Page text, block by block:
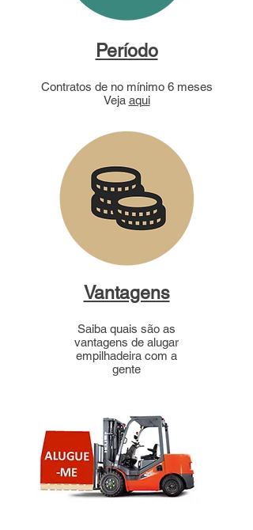
Período
Contratos de no mínimo 6 meses
Veja aqui
Vantagens
Saiba quais são as
vantagens de alugar
empilhadeira com a
gente